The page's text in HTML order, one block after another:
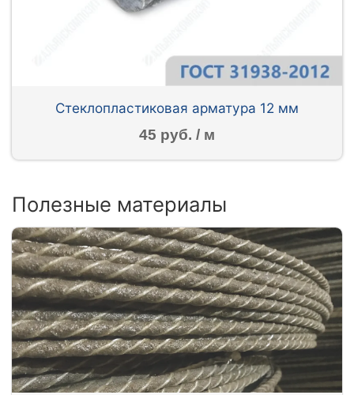
Стеклопластиковая арматура 12 мм
45 руб. / м
Полезные материалы